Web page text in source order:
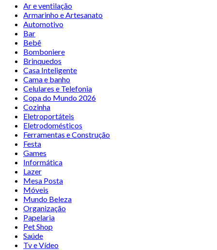
Ar e ventilação
Armarinho e Artesanato
Automotivo
Bar
Bebê
Bomboniere
Brinquedos
Casa Inteligente
Cama e banho
Celulares e Telefonia
Copa do Mundo 2026
Cozinha
Eletroportáteis
Eletrodomésticos
Ferramentas e Construção
Festa
Games
Informática
Lazer
Mesa Posta
Móveis
Mundo Beleza
Organização
Papelaria
Pet Shop
Saúde
Tv e Vídeo